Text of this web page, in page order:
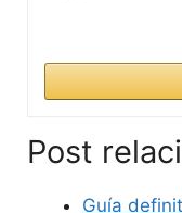
Post
Guía